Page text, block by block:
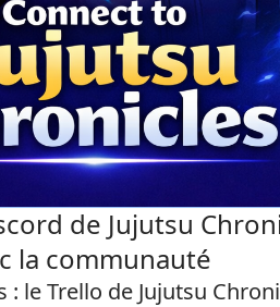
de Jujutsu
la communauté
le Trello de Jujutsu